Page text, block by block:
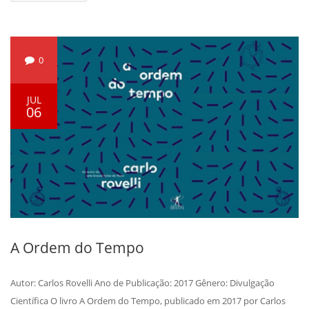
0
JUL
06
A Ordem do Tempo
Autor: Carlos Rovelli Ano de Publicação: 2017 Gênero: Divulgação
Científica O livro A Ordem do Tempo, publicado em 2017 por Carlos